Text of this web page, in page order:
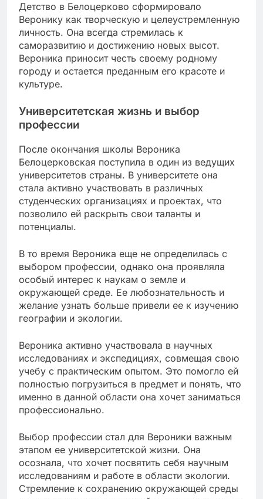
Детство в Белоцерково сформировало
Веронику как творческую и целеустремленную
личность. Она всегда стремилась к
саморазвитию и достижению новых высот.
Вероника приносит честь своему родному
городу и остается преданным его красоте и
культуре.
Университетская жизнь и выбор
профессии
После окончания школы Вероника
Белоцерковская поступила в один из ведущих
университетов страны. В университете она
стала активно участвовать в различных
студенческих организациях и проектах, что
позволило ей раскрыть свои таланты и
потенциалы.
В то время Вероника еще не определилась с
выбором профессии, однако она проявляла
особый интерес к наукам о земле и
окружающей среде. Ее любознательность и
желание узнать больше привели ее к изучению
географии и экологии.
Вероника активно участвовала в научных
исследованиях и экспедициях, совмещая свою
учебу с практическим опытом. Это помогло ей
полностью погрузиться в предмет и понять, что
именно в данной области она хочет заниматься
профессионально.
Выбор профессии стал для Вероники важным
этапом ее университетской жизни. Она
осознала, что хочет посвятить себя научным
исследованиям и работе в области экологии.
Стремление к сохранению окружающей среды